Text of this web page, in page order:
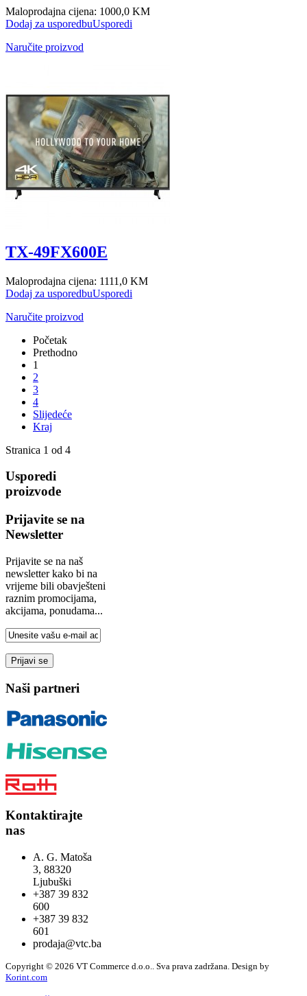
Maloprodajna cijena: 1000,0 KM
Dodaj za usporedbuUsporedi
Naručite proizvod
TX-49FX600E
Maloprodajna cijena: 1111,0 KM
Dodaj za usporedbuUsporedi
Naručite proizvod
Početak
Prethodno
1
2
3
4
Slijedeće
Kraj
Stranica 1 od 4
Usporedi
proizvode
Prijavite se na
Newsletter
Prijavite se na naš
newsletter kako bi na
vrijeme bili obavješteni
raznim promocijama,
akcijama, ponudama...
Naši partneri
Kontaktirajte
nas
A. G. Matoša
3, 88320
Ljubuški
+387 39 832
600
+387 39 832
601
prodaja@vtc.ba
Copyright © 2026 VT Commerce d.o.o.. Sva prava zadržana. Design by
Korint.com